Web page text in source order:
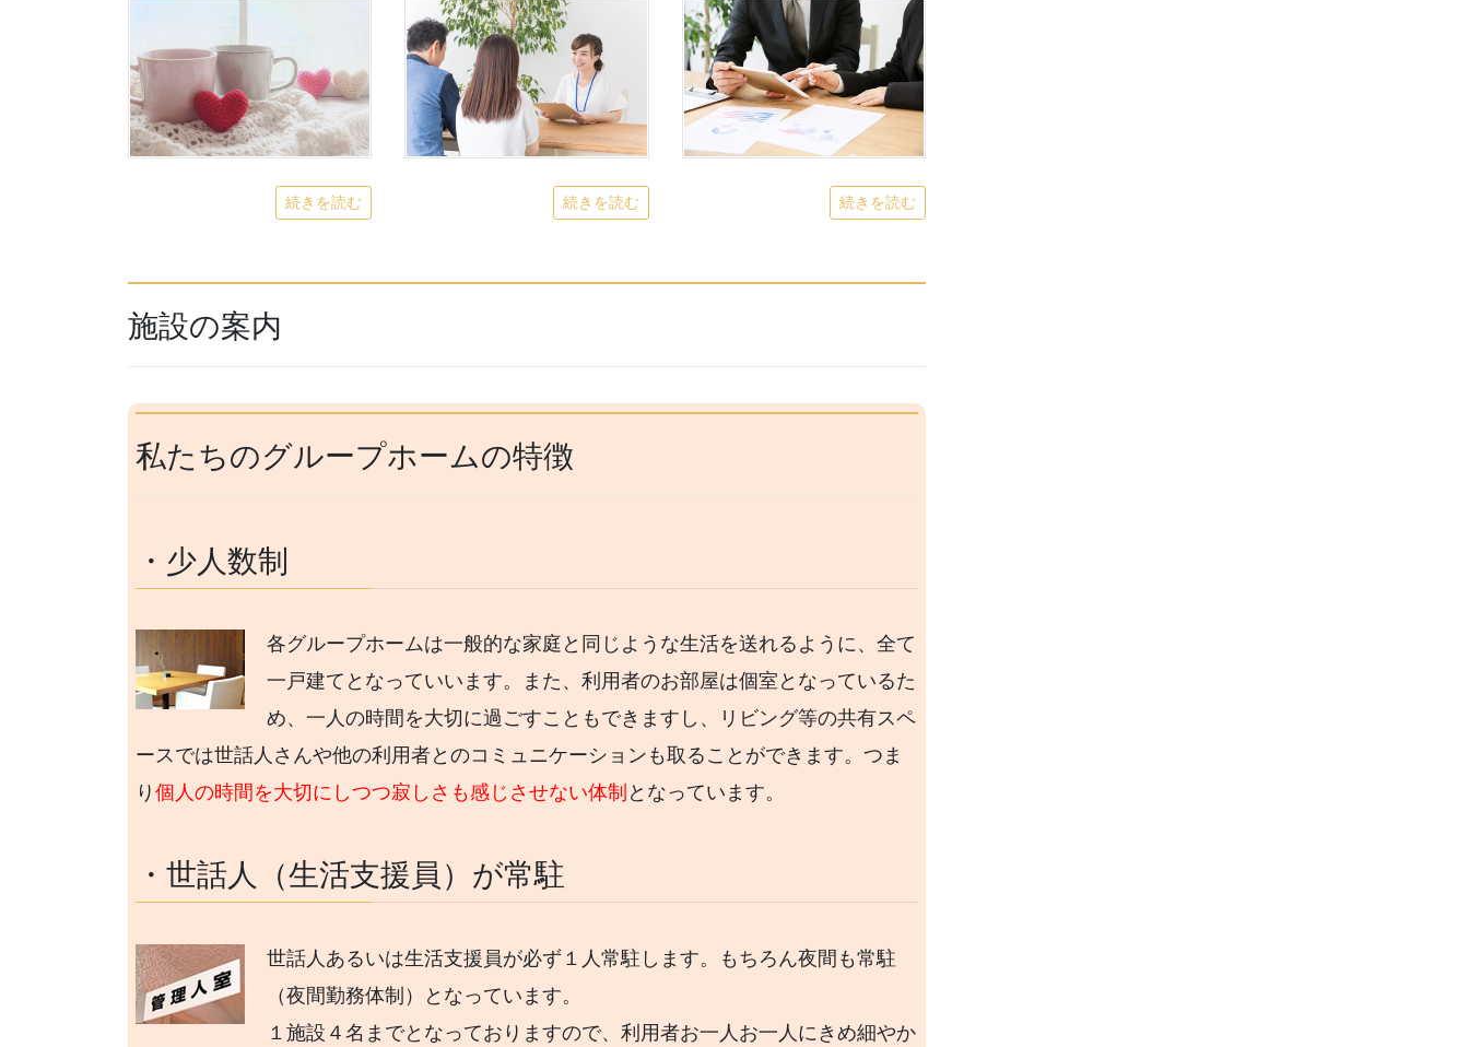
続きを読む 続きを読む 続きを読む
施設の案内
私たちのグループホームの特徴
・少人数制
各グループホームは一般的な家庭と同じような生活を送れるように、全て
一戸建てとなっていいます。また、利用者のお部屋は個室となっているた
め、一人の時間を大切に過ごすこともできますし、リビング等の共有スペ
ースでは世話人さんや他の利用者とのコミュニケーションも取ることができます。つま
り個人の時間を大切にしつつ寂しさも感じさせない体制 となっています。
・世話人（生活支援員）が常駐
世話人あるいは生活支援員が必ず１人常駐します。もちろん夜間も常駐
（夜間勤務体制）となっています。
１施設４名までとなっておりますので、利用者お一人お一人にきめ細やか